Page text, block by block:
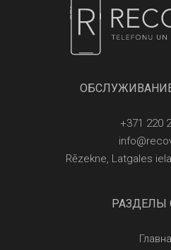
+371 220
Rēzekne, Latgales
РАЗДЕЛЫ